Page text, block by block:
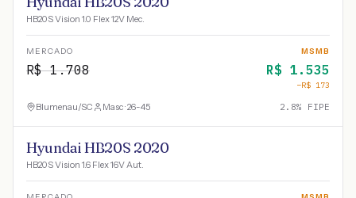
HB20S Vision 1.0 Flex 12V Mec.
MERCADO
R$1.708
MSMB
R$ 1.535
−R$ 173
Blumenau/SC Masc · 26-45 2.8% FIPE
Hyundai HB20S 2020
HB20S Vision 1.6 Flex 16V Aut.